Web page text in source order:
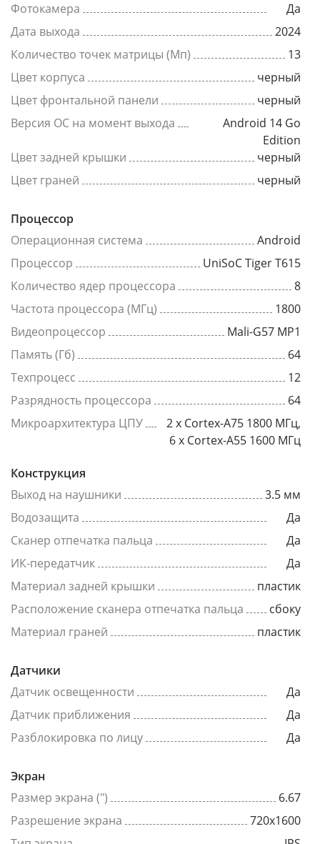
Фотокамера
Да
Дата выхода
2024
Количество точек матрицы (Мп)
13
Цвет корпуса
черный
Цвет фронтальной панели
черный
Версия ОС на момент выхода
Android 14 Go
Edition
Цвет задней крышки
черный
Цвет граней
черный
Процессор
Операционная система
Android
Процессор
UniSoC Tiger T615
Количество ядер процессора
8
Частота процессора (МГц)
1800
Видеопроцессор
Mali-G57 MP1
Память (Гб)
64
Техпроцесс
12
Разрядность процессора
64
Микроархитектура ЦПУ
2 x Cortex-A75 1800 МГц,
6 x Cortex-A55 1600 МГц
Конструкция
Выход на наушники
3.5 мм
Водозащита
Да
Сканер отпечатка пальца
Да
ИК-передатчик
Да
Материал задней крышки
пластик
Расположение сканера отпечатка пальца
сбоку
Материал граней
пластик
Датчики
Датчик освещенности
Да
Датчик приближения
Да
Разблокировка по лицу
Да
Экран
Размер экрана (")
6.67
Разрешение экрана
720x1600